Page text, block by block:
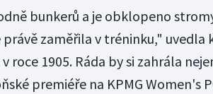
bunkerů a je obklopeno
právě zaměřila v tréninku," uvedla
roce 1905. Ráda by si zahrála
premiéře na KPMG Women's